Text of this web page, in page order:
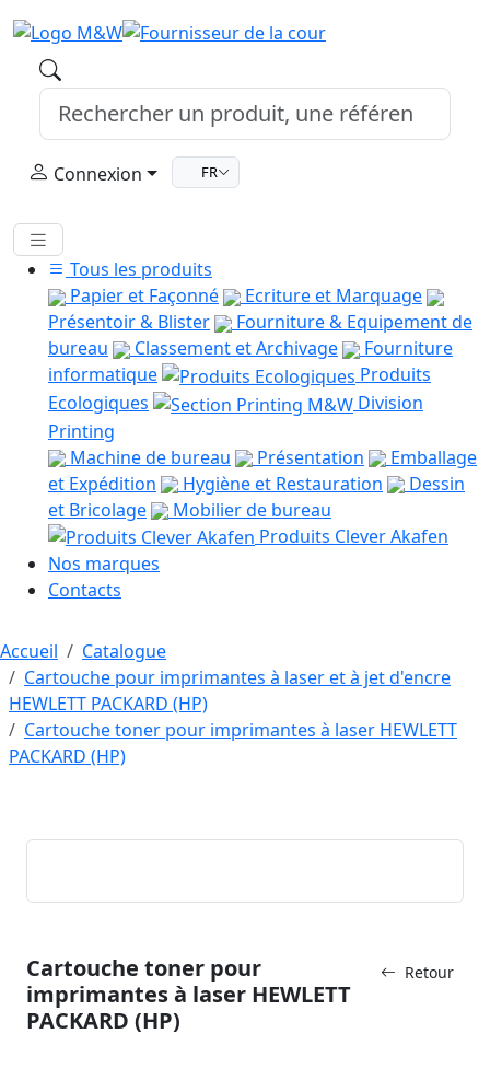
Connexion FR
Tous les produits
Papier et Façonné
Ecriture et Marquage
Présentoir & Blister
Fourniture & Equipement de
bureau
Classement et Archivage
Fourniture
informatique
Produits
Ecologiques
Division
Printing
Machine de bureau
Présentation
Emballage
et Expédition
Hygiène et Restauration
Dessin
et Bricolage
Mobilier de bureau
Produits Clever Akafen
Nos marques
Contacts
Accueil
Catalogue
Cartouche pour imprimantes à laser et à jet d'encre
HEWLETT PACKARD (HP)
Cartouche toner pour imprimantes à laser HEWLETT
PACKARD (HP)
Retour
Cartouche toner pour
imprimantes à laser HEWLETT
PACKARD (HP)